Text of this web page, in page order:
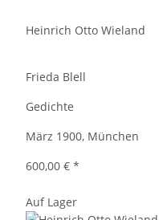
Heinrich Otto Wieland
Frieda Blell
Gedichte
März 1900, München
600,00 € *
Auf Lager